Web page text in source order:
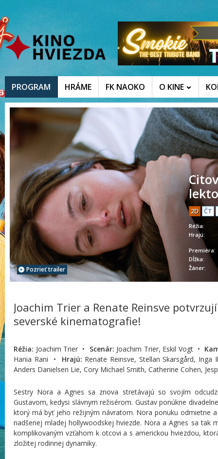
PROGRAM HRÁME FK NAOKO O KINE
Pozrieť trailer
2D ČT
Réžia:
Hrajú:
Premiéra:
Dĺžka:
Žáner:
Joachim Trier a Renate Reinsve
severské kinematografie!
Réžia: Joachim Trier • Scenár: Joachim Trier, Eskil Vogt •
Hania Rani • Hrajú: Renate Reinsve, Stellan Skarsgård, Inga
Anders Danielsen Lie, Cory Michael Smith, Catherine Cohen,
Sestry Nora a Agnes sa znova stretávajú so svojím
Gustavom, kedysi slávnym režisérom. Gustav ponúkne
ktorý má byť jeho režijným návratom. Nora ponuku odmietne
nadšenej mladej hollywoodskej hviezde. Nora a Agnes sa tak
komplikovaným vzťahom k otcovi a s americkou hviezdou,
zložitej rodinnej dynamiky.